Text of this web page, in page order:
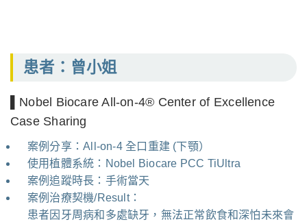
患者：曾小姐
▌Nobel Biocare All-on-4® Center of Excellence
Case Sharing
案例分享：All-on-4 全口重建 (下顎）
使用植體系統：Nobel Biocare PCC TiUltra
案例追蹤時長：手術當天
案例治療契機/Result：
患者因牙周病和多處缺牙，無法正常飲食和深怕未來會